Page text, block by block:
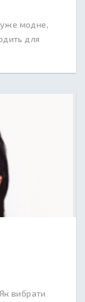
модне,
для
вибрати